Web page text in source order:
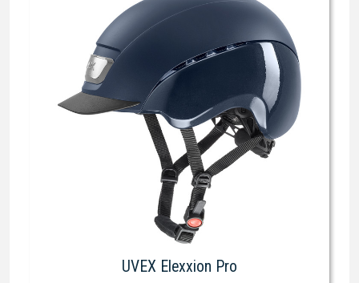
UVEX Elexxion Pro